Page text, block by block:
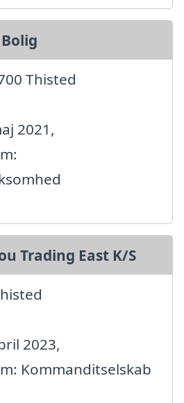
Thisted
2021,
Trading East K/S
2023,
Kommanditselskab